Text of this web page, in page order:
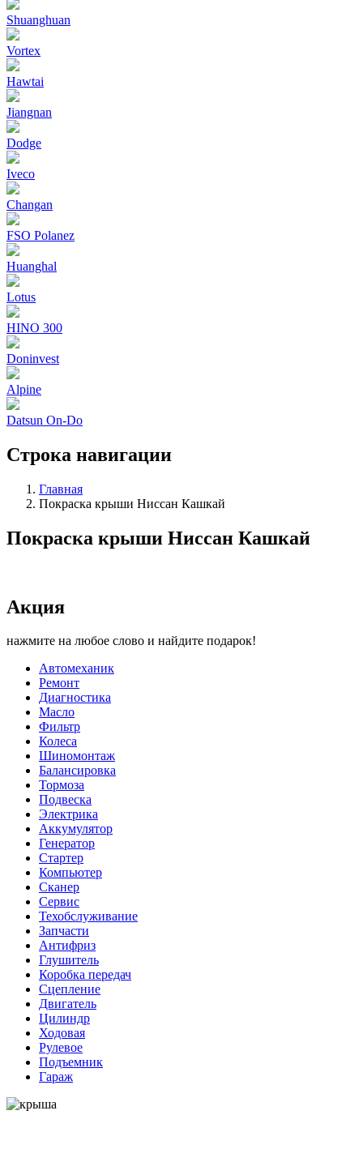
Shuanghuan
Vortex
Hawtai
Jiangnan
Dodge
Iveco
Changan
FSO Polanez
Huanghal
Lotus
HINO 300
Doninvest
Alpine
Datsun On-Do
Строка навигации
Главная
Покраска крыши Ниссан Кашкай
Покраска крыши Ниссан Кашкай
Акция
нажмите на любое слово и найдите подарок!
Автомеханик
Ремонт
Диагностика
Масло
Фильтр
Колеса
Шиномонтаж
Балансировка
Тормоза
Подвеска
Электрика
Аккумулятор
Генератор
Стартер
Компьютер
Сканер
Сервис
Техобслуживание
Запчасти
Антифриз
Глушитель
Коробка передач
Сцепление
Двигатель
Цилиндр
Ходовая
Рулевое
Подъемник
Гараж